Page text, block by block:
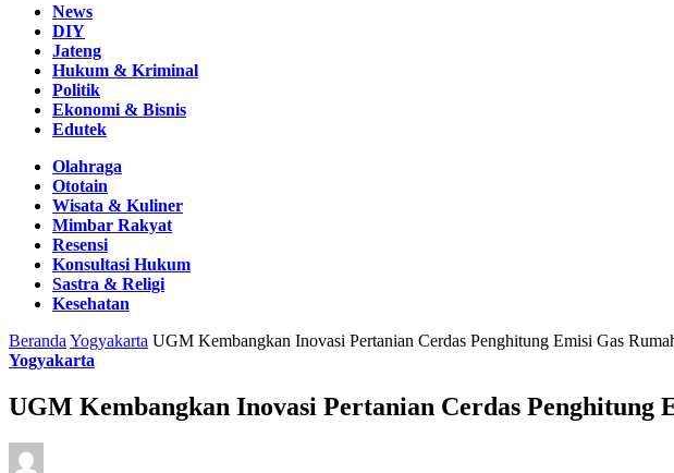
News
DIY
Jateng
Hukum & Kriminal
Politik
Ekonomi & Bisnis
Edutek
Olahraga
Ototain
Wisata & Kuliner
Mimbar Rakyat
Resensi
Konsultasi Hukum
Sastra & Religi
Kesehatan
Beranda Yogyakarta UGM Kembangkan Inovasi Pertanian Cerdas Penghitung Emisi Gas
Yogyakarta
UGM Kembangkan Inovasi Pertanian Cerdas Penghitung